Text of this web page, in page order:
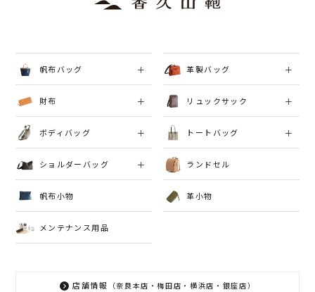
帆布バッグ 革製バッグ
財布 リュックサック
ボディバッグ トートバッグ
ショルダーバッグ ランドセル
帆布小物
メンテナンス用品
革小物
店舗情報 （奈良本店・梅田店・横浜店・銀座店）